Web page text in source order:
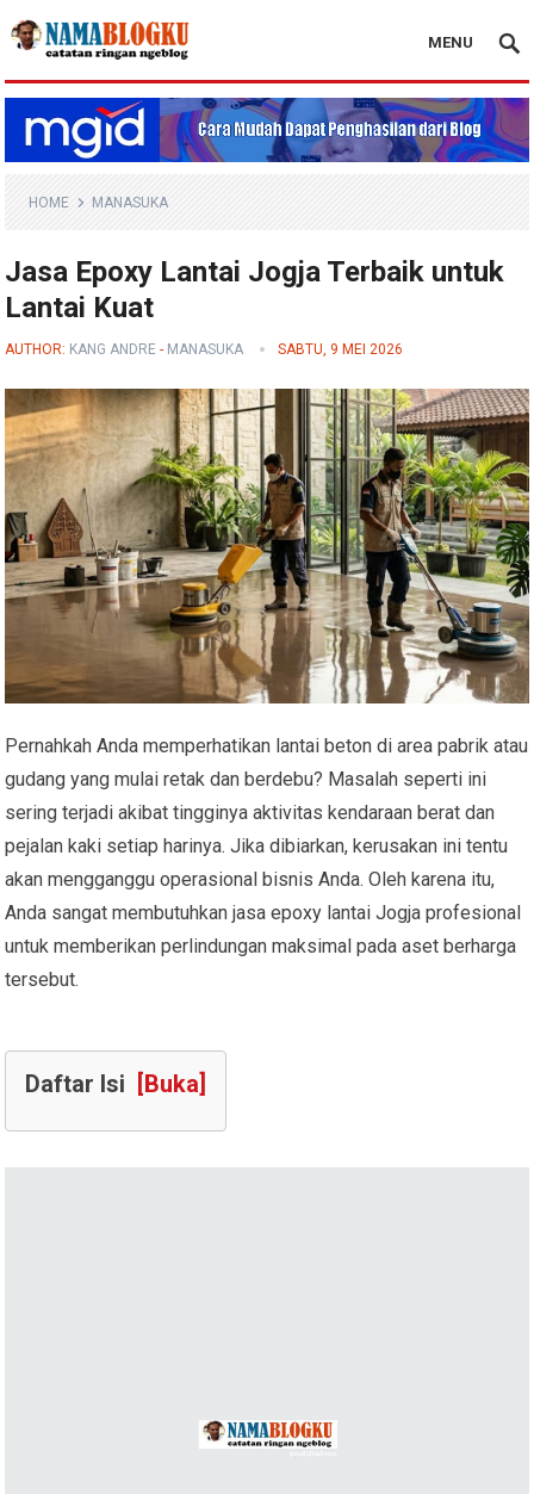
Nama Blogku
MENU
HOME MANASUKA
Jasa Epoxy Lantai Jogja Terbaik untuk
Lantai Kuat
AUTHOR: KANG ANDRE - MANASUKA SABTU, 9 MEI 2026
Pernahkah Anda memperhatikan lantai beton di area pabrik atau
gudang yang mulai retak dan berdebu? Masalah seperti ini
sering terjadi akibat tingginya aktivitas kendaraan berat dan
pejalan kaki setiap harinya. Jika dibiarkan, kerusakan ini tentu
akan mengganggu operasional bisnis Anda. Oleh karena itu,
Anda sangat membutuhkan jasa epoxy lantai Jogja profesional
untuk memberikan perlindungan maksimal pada aset berharga
tersebut.
Daftar Isi [Buka]